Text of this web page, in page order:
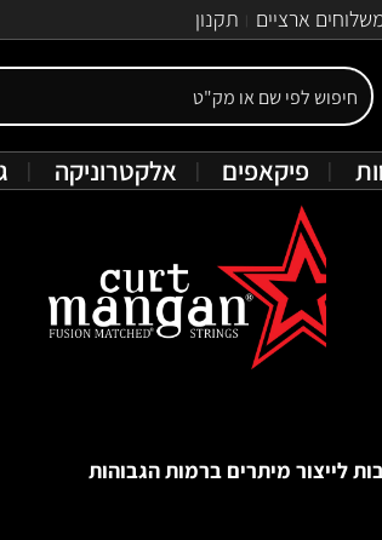
ארציים תקנון
פיקאפים אלקטרוניקה
לייצור מיתרים ברמות הגבוהות